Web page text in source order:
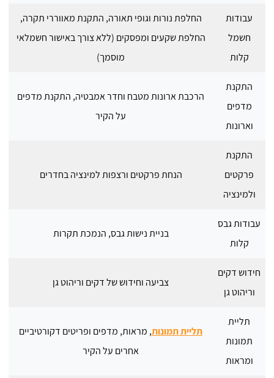
עבודות
חשמל
קלות
החלפת נורות וגופי תאורה, התקנת מאווררי תקרה,
החלפת שקעים ומפסקים (ללא צורך באישור חשמלאי
מוסמך)
התקנת
מדפים
וארונות
הרכבת ארונות מטבח וחדר אמבטיה, התקנת מדפים
על הקיר
התקנת
פרקטים
ולמינציה
הנחת פרקטים ורצפות למינציה בחדרים
עבודות גבס
קלות
בניית נישות גבס, הנמכת תקרות
חידוש דקים
וריהוט גן
צביעה וחידוש של דקים וריהוט גן
תליית
תמונות
ומראות
תליית תמונות, מראות, מדפים ופריטים דקורטיביים
אחרים על הקיר